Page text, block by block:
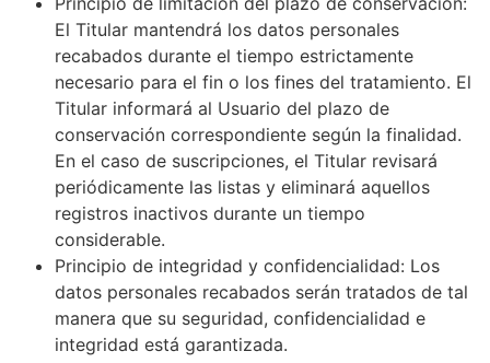
El Titular mantendrá los datos personales
recabados durante el tiempo estrictamente
necesario para el fin o los fines del tratamiento. El
Titular informará al Usuario del plazo de
conservación correspondiente según la finalidad.
En el caso de suscripciones, el Titular revisará
periódicamente las listas y eliminará aquellos
registros inactivos durante un tiempo
considerable.
Principio de integridad y confidencialidad: Los
datos personales recabados serán tratados de tal
manera que su seguridad, confidencialidad e
integridad está garantizada.